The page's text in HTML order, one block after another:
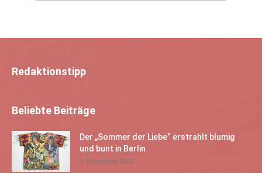
Redaktionstipp
Beliebte Beiträge
Der „Sommer der Liebe“ erstrahlt blumig
und bunt in Berlin
3. November 2022